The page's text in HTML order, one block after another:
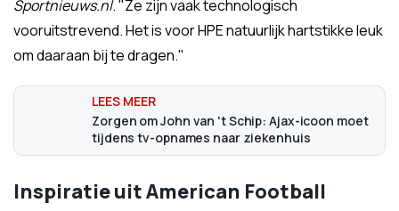
Sportnieuws.nl. "Ze zijn vaak technologisch
vooruitstrevend. Het is voor HPE natuurlijk hartstikke leuk
om daaraan bij te dragen."
Zorgen om John van 't Schip: Ajax-icoon moet
tijdens tv-opnames naar ziekenhuis
Inspiratie uit American Football